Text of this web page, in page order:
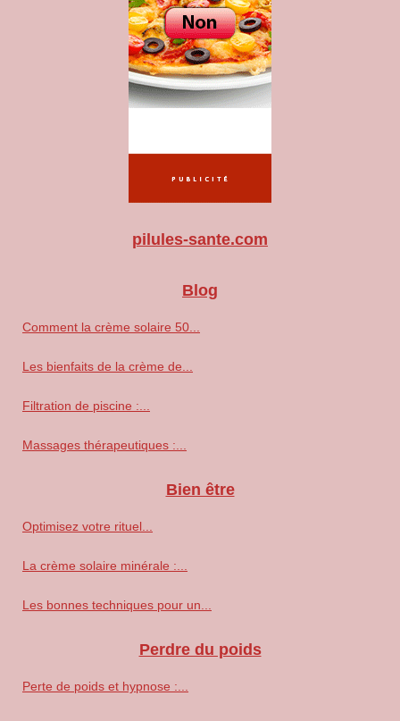
pilules-sante.com
Blog
Comment la crème solaire 50...
Les bienfaits de la crème de...
Filtration de piscine :...
Massages thérapeutiques :...
Bien être
Optimisez votre rituel...
La crème solaire minérale :...
Les bonnes techniques pour un...
Perdre du poids
Perte de poids et hypnose :...